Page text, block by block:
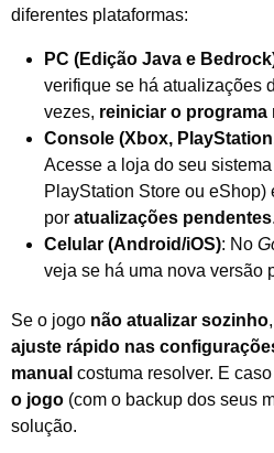
diferentes plataformas:
PC (Edição Java e
verifique se há atualizações
vezes, reiniciar o programa
Console (Xbox,
Acesse a loja do seu
PlayStation Store ou eShop)
por atualizações pendentes.
Celular (Android/iOS): No
veja se há uma nova versão
Se o jogo não atualizar sozinho
ajuste rápido nas
manual costuma resolver. E
o jogo (com o backup dos seus
solução.